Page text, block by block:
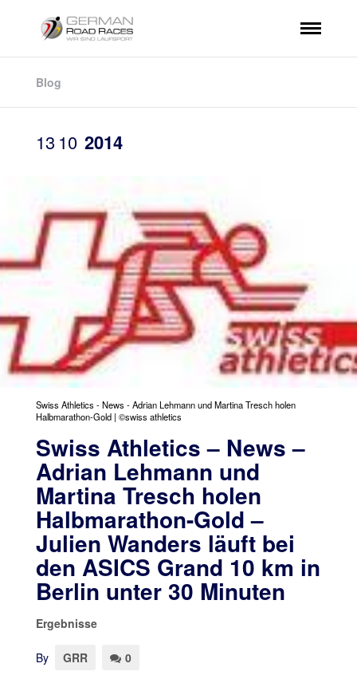
Blog
13 10 2014
Swiss Athletics - News - Adrian Lehmann und Martina Tresch holen
Halbmarathon-Gold | ©swiss athletics
Swiss Athletics – News –
Adrian Lehmann und
Martina Tresch holen
Halbmarathon-Gold –
Julien Wanders läuft bei
den ASICS Grand 10 km in
Berlin unter 30 Minuten
Ergebnisse
By GRR 0